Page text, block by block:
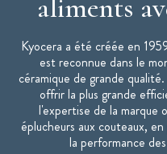
aliments
Kyocera a été créée en
est reconnue dans le
céramique de grande
offrir la plus grande
l'expertise de la
éplucheurs aux couteaux,
la performance